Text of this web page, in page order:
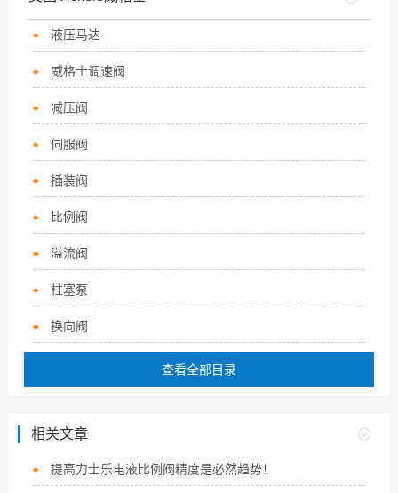
液压马达
威格士调速阀
减压阀
伺服阀
插装阀
比例阀
溢流阀
柱塞泵
换向阀
查看全部目录
相关文章
提高力士乐电液比例阀精度是必然趋势！